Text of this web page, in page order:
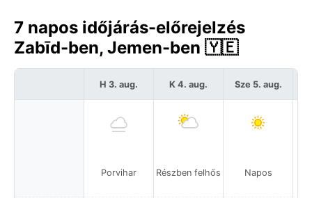
7 napos időjárás-előrejelzés
Zabīd-ben, Jemen-ben 🇾🇪
H 3. aug.
Porvihar
K 4. aug.
Részben felhős
Sze 5. aug.
Napos